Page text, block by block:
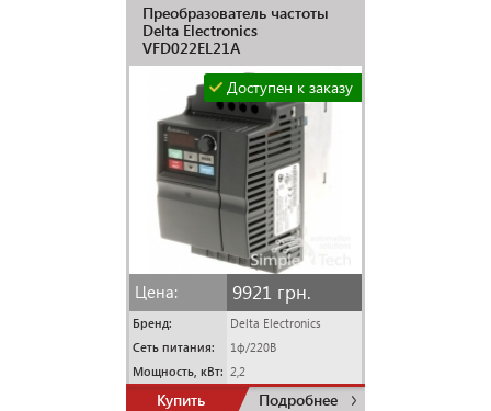
Преобразователь частоты
Delta Electronics
VFD022EL21A
Доступен к заказу
Цена: 9921 грн.
Бренд: Delta Electronics
Сеть питания: 1ф/220В
Мощность, кВт: 2,2
Купить Подробнее